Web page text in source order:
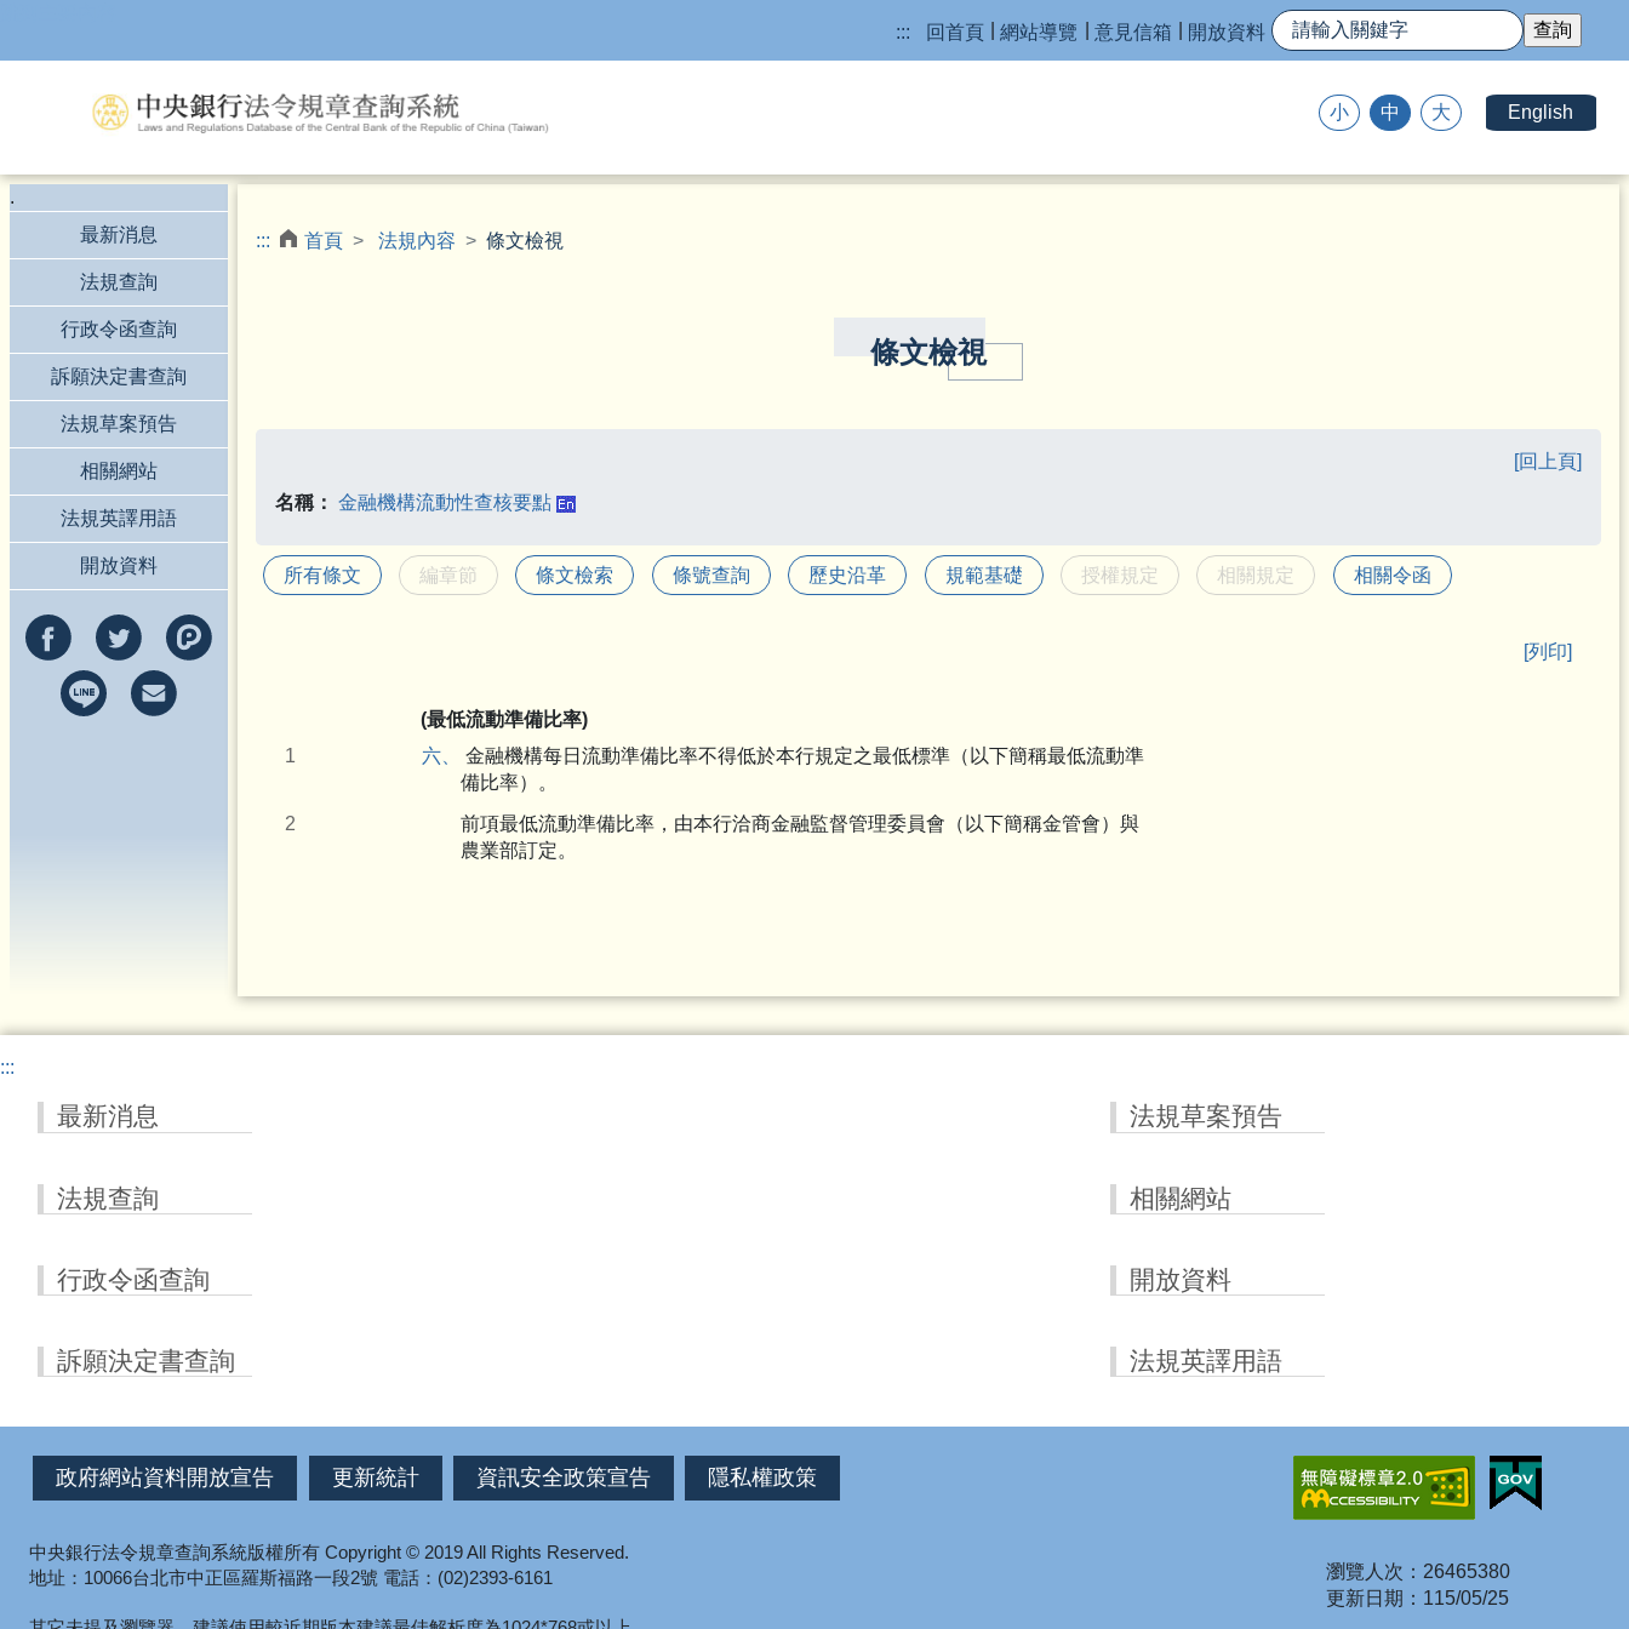
:::
回首頁 網站導覽 意見信箱 開放資料
小 中 大 English
.
最新消息
法規查詢
行政令函查詢
訴願決定書查詢
法規草案預告
相關網站
法規英譯用語
開放資料
::: 首頁 法規內容 條文檢視
條文檢視
[回上頁]
名稱：金融機構流動性查核要點
所有條文 編章節 條文檢索 條號查詢 歷史沿革 規範基礎 授權規定 相關規定 相關令函
[列印]
(最低流動準備比率)
六、
金融機構每日流動準備比率不得低於本行規定之最低標準（以下簡稱最低流動準
備比率）。
前項最低流動準備比率，由本行洽商金融監督管理委員會（以下簡稱金管會）與
農業部訂定。
:::
最新消息 法規草案預告
法規查詢 相關網站
行政令函查詢 開放資料
訴願決定書查詢 法規英譯用語
政府網站資料開放宣告 更新統計 資訊安全政策宣告 隱私權政策
中央銀行法令規章查詢系統版權所有Copyright © 2019 All Rights Reserved.
地址：10066台北市中正區羅斯福路一段2號 電話：(02)2393-6161
瀏覽人次：26465380
更新日期：115/05/25